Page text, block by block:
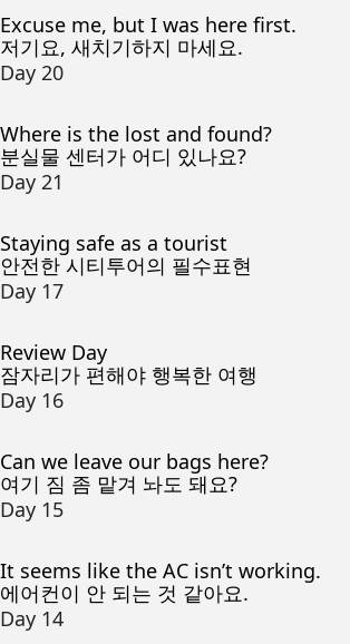
Excuse me, but I was here first.
저기요, 새치기하지 마세요.
Day 20
Where is the lost and found?
분실물 센터가 어디 있나요?
Day 21
Staying safe as a tourist
안전한 시티투어의 필수표현
Day 17
Review Day
잠자리가 편해야 행복한 여행
Day 16
Can we leave our bags here?
여기 짐 좀 맡겨 놔도 돼요?
Day 15
It seems like the AC isn’t working.
에어컨이 안 되는 것 같아요.
Day 14